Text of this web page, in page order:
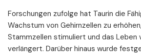
Forschungen zufolge hat Taurin die
Wachstum von Gehirnzellen zu
Stammzellen stimuliert und das Leben
verlängert. Darüber hinaus wurde